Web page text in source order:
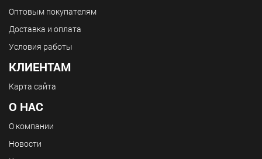
Оптовым покупателям
Доставка и оплата
Условия работы
КЛИЕНТАМ
Карта сайта
О НАС
О компании
Новости